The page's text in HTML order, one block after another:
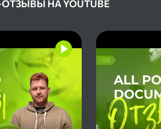
НА YOUTUBE